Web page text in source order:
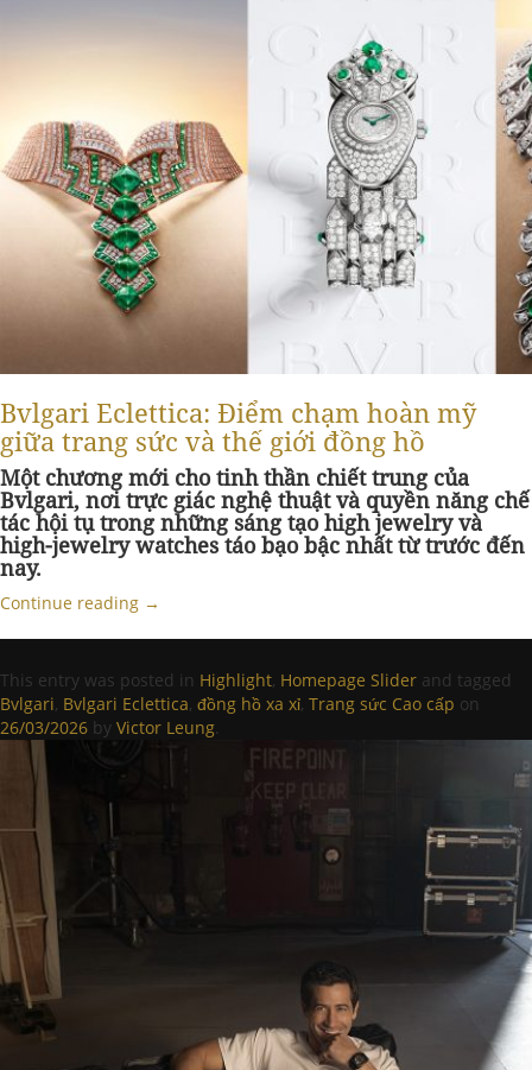
Bvlgari Eclettica: Điểm chạm hoàn mỹ
giữa trang sức và thế giới đồng hồ
Một chương mới cho tinh thần chiết trung của
Bvlgari, nơi trực giác nghệ thuật và quyền năng chế
tác hội tụ trong những sáng tạo high jewelry và
high-jewelry watches táo bạo bậc nhất từ trước đến
nay.
Continue reading →
This entry was posted in Highlight, Homepage Slider and tagged
Bvlgari, Bvlgari Eclettica, đồng hồ xa xỉ, Trang sức Cao cấp on
26/03/2026 by Victor Leung.